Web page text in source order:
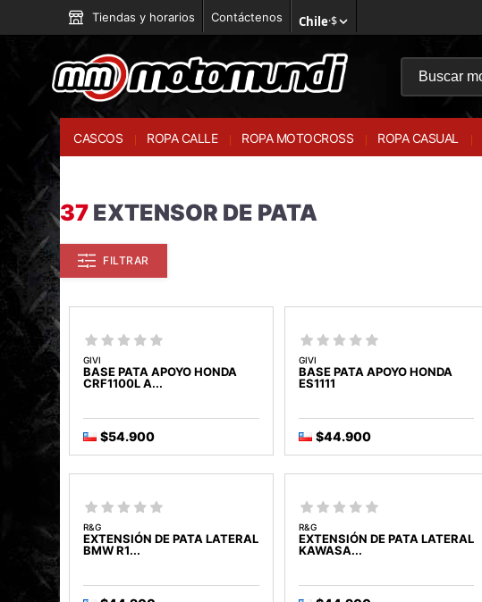
Tiendas y horarios Contáctenos Chile·$
CASCOS ROPA CALLE ROPA MOTOCROSS ROPA CASUAL
37 EXTENSOR DE PATA
FILTRAR
GIVI
BASE PATA APOYO HONDA
CRF1100L A...
$54.900
GIVI
BASE PATA APOYO HONDA
ES1111
$44.900
R&G
EXTENSIÓN DE PATA LATERAL
BMW R1...
R&G
EXTENSIÓN DE PATA LATERAL
KAWASA...